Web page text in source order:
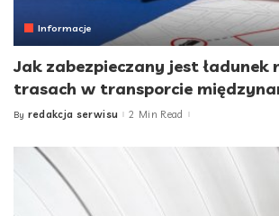
Informacje
Jak zabezpieczany jest ładunek
trasach w transporcie
Posted
By redakcja serwisu 2 Min Read